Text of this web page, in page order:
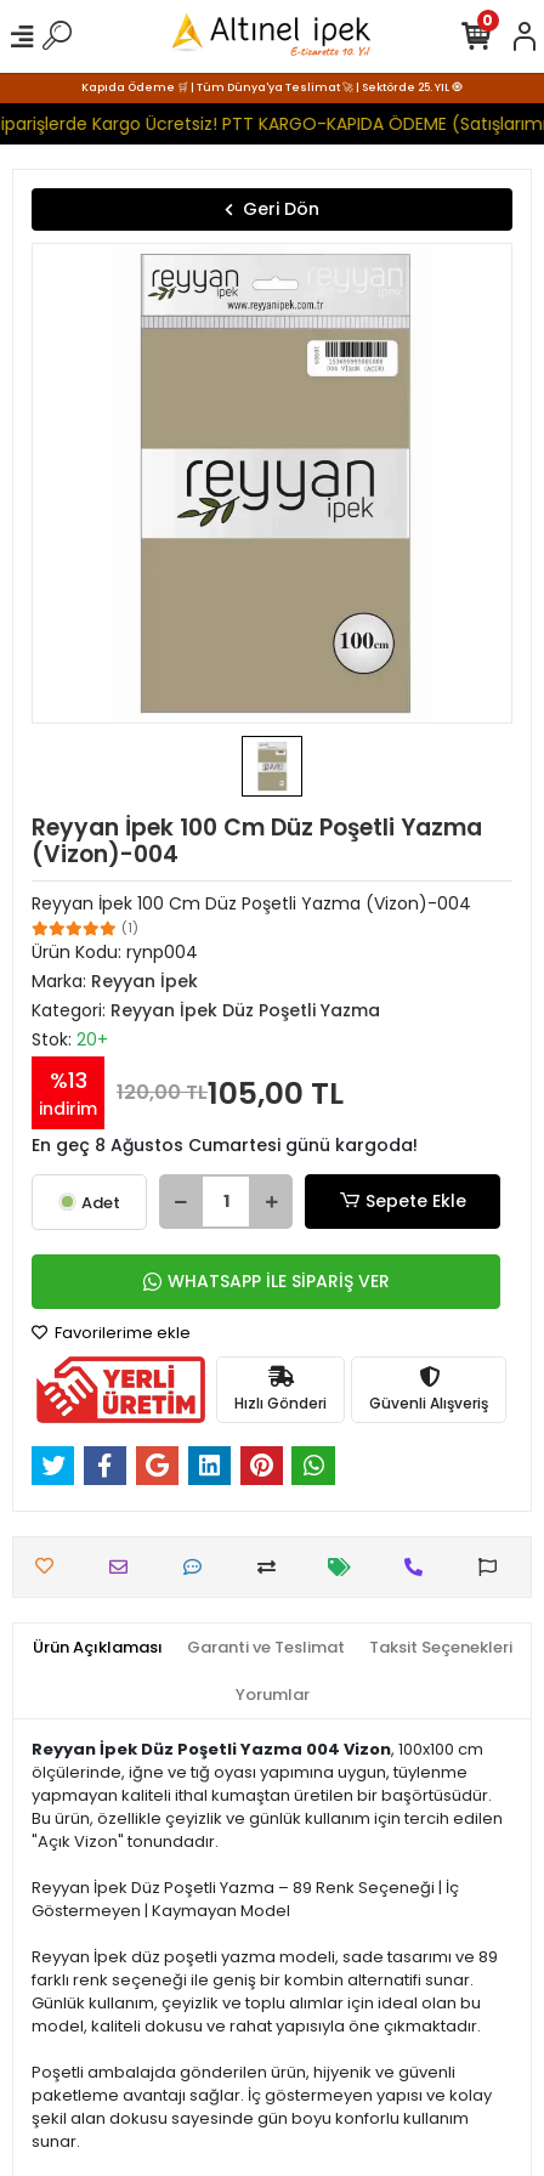
Kapıda Ödeme 🛒 | Tüm Dünya'ya Teslimat 🚀 | Sektörde 25. YIL 🧿
Kargo Ücretsiz! PTT KARGO-KAPIDA ÖDEME
0
Geri Dön
Reyyan İpek 100 Cm Düz Poşetli Yazma
(Vizon)-004
Reyyan İpek 100 Cm Düz Poşetli Yazma (Vizon)-004
(1)
Ürün Kodu: rynp004
Marka: Reyyan İpek
Kategori: Reyyan İpek Düz Poşetli Yazma
Stok: 20+
%13
indirim
120,00 TL105,00 TL
En geç 8 Ağustos Cumartesi günü kargoda!
Adet Sepete Ekle
WHATSAPP İLE SİPARİŞ VER
Favorilerime ekle
Hızlı Gönderi Güvenli Alışveriş
Ürün Açıklaması Garanti ve Teslimat Taksit Seçenekleri
Yorumlar
Reyyan İpek Düz Poşetli Yazma 004 Vizon, 100x100 cm
ölçülerinde, iğne ve tığ oyası yapımına uygun, tüylenme
yapmayan kaliteli ithal kumaştan üretilen bir başörtüsüdür.
Bu ürün, özellikle çeyizlik ve günlük kullanım için tercih edilen
"Açık Vizon" tonundadır.
Reyyan İpek Düz Poşetli Yazma – 89 Renk Seçeneği | İç
Göstermeyen | Kaymayan Model
Reyyan İpek düz poşetli yazma modeli, sade tasarımı ve 89
farklı renk seçeneği ile geniş bir kombin alternatifi sunar.
Günlük kullanım, çeyizlik ve toplu alımlar için ideal olan bu
model, kaliteli dokusu ve rahat yapısıyla öne çıkmaktadır.
Poşetli ambalajda gönderilen ürün, hijyenik ve güvenli
paketleme avantajı sağlar. İç göstermeyen yapısı ve kolay
şekil alan dokusu sayesinde gün boyu konforlu kullanım
sunar.